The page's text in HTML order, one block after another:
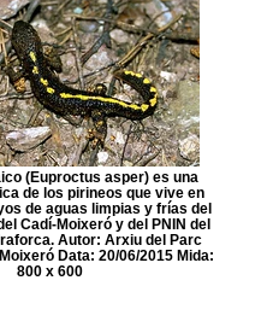
(Euproctus asper) es una
de los pirineos que vive en
de aguas limpias y frías del
Cadí-Moixeró y del PNIN del
Autor: Arxiu del Parc
Data: 20/06/2015 Mida:
800 x 600